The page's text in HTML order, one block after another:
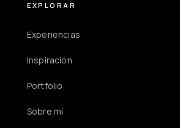
EXPLORAR
Experiencias
Inspiración
Portfolio
Sobre mí